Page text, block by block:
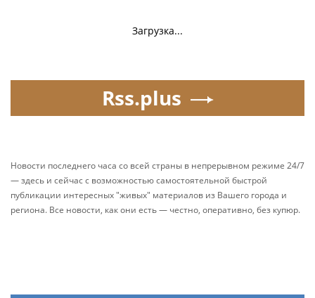
Загрузка...
Rss.plus
Новости последнего часа со всей страны в непрерывном режиме 24/7
— здесь и сейчас с возможностью самостоятельной быстрой
публикации интересных "живых" материалов из Вашего города и
региона. Все новости, как они есть — честно, оперативно, без купюр.